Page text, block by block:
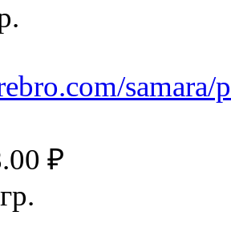
samara/
₽